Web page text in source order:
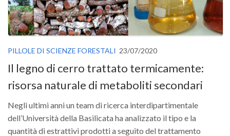
PILLOLE DI SCIENZE FORESTALI 23/07/2020
Il legno di cerro trattato termicamente:
risorsa naturale di metaboliti secondari
Negli ultimi anni un team di ricerca interdipartimentale
dell’Università della Basilicata ha analizzato il tipo e la
quantità di estrattivi prodotti a seguito del trattamento